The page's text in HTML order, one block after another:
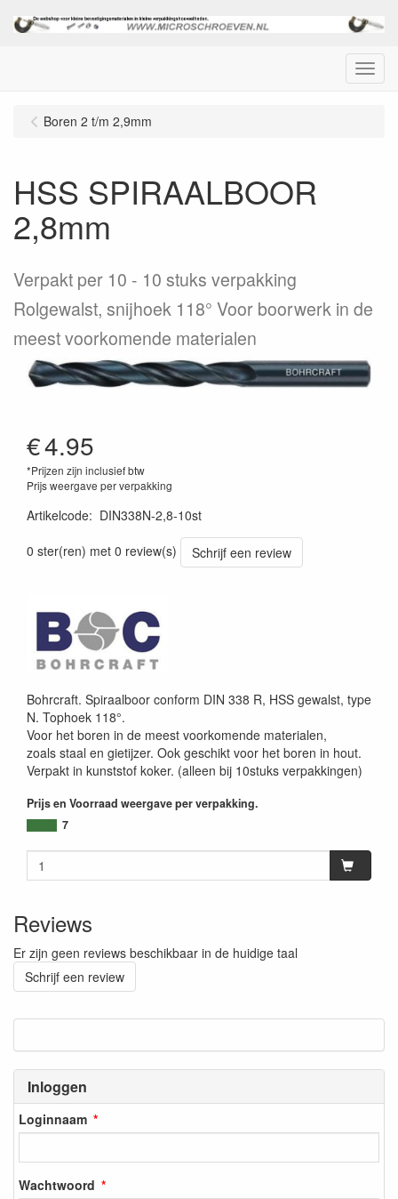
Menu
Inloggen
Loginnaam
Wachtwoord
Boren 2 t/m 2,9mm
HSS SPIRAALBOOR
2,8mm
Verpakt per 10
10 stuks verpakking
Rolgewalst, snijhoek 118° Voor boorwerk in de
meest voorkomende materialen
€4.95
*Prijzen zijn inclusief btw
Prijs weergave per verpakking
Artikelcode: DIN338N-2,8-10st
0 ster(ren) met 0 review(s)
Schrijf een review
Bohrcraft. Spiraalboor conform DIN 338 R, HSS gewalst, type
N. Tophoek 118°.
Voor het boren in de meest voorkomende materialen,
zoals staal en gietijzer. Ook geschikt voor het boren in hout.
Verpakt in kunststof koker. (alleen bij 10stuks verpakkingen)
Prijs en Voorraad weergave per verpakking.
7
Reviews
Er zijn geen reviews beschikbaar in de huidige taal
Schrijf een review